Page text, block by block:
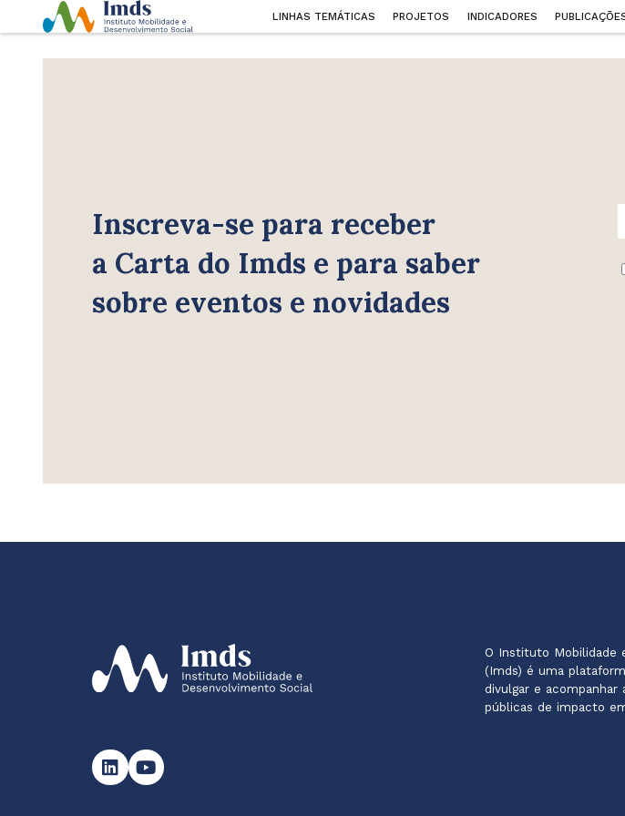
LINHAS TEMÁTICAS PROJETOS INDICADORES
Inscreva-se para receber
a Carta do Imds e para saber
sobre eventos e novidades
O Instituto Mobilidade
(Imds) é uma
divulgar e
públicas de impacto